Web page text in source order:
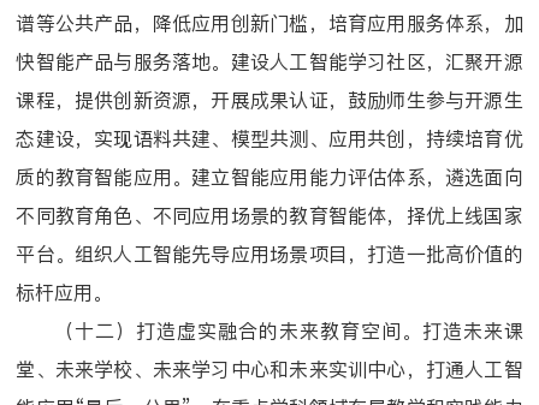
谱等公共产品，降低应用创新门槛，培育应用服务体系，加
快智能产品与服务落地。建设人工智能学习社区，汇聚开源
课程，提供创新资源，开展成果认证，鼓励师生参与开源生
态建设，实现语料共建、模型共测、应用共创，持续培育优
质的教育智能应用。建立智能应用能力评估体系，遴选面向
不同教育角色、不同应用场景的教育智能体，择优上线国家
平台。组织人工智能先导应用场景项目，打造一批高价值的
标杆应用。
（十二）打造虚实融合的未来教育空间。打造未来课
堂、未来学校、未来学习中心和未来实训中心，打通人工智